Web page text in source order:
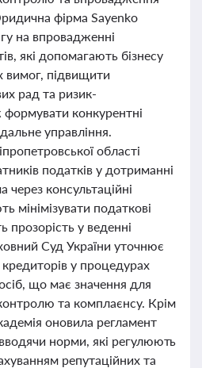
фірма Sayenko
на впровадженні
які допомагають бізнесу
вимог, підвищити
рад та ризик-
конкурентні
управління.
області
податків у дотриманні
через консультаційні
мінімізувати податкові
прозорість у веденні
Суд України уточнює
кредиторів у процедурах
що має значення для
та комплаєнсу. Крім
оновила регламент
норми, які регулюють
репутаційних та